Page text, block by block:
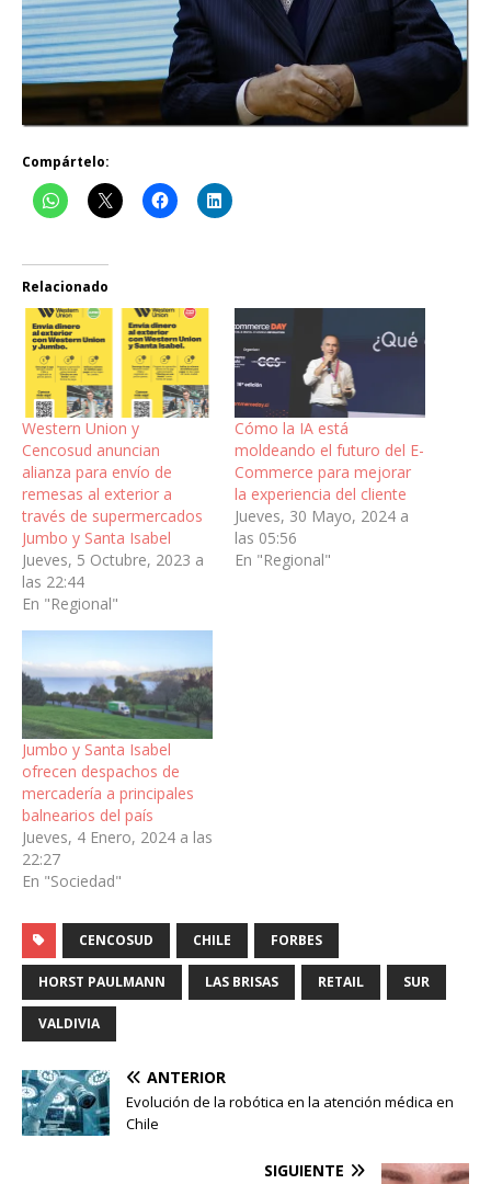
Compártelo:
Relacionado
Western Union y
Cencosud anuncian
alianza para envío de
remesas al exterior a
través de supermercados
Jumbo y Santa Isabel
Jueves, 5 Octubre, 2023 a
las 22:44
En "Regional"
Cómo la IA está
moldeando el futuro del E-
Commerce para mejorar
la experiencia del cliente
Jueves, 30 Mayo, 2024 a
las 05:56
En "Regional"
Jumbo y Santa Isabel
ofrecen despachos de
mercadería a principales
balnearios del país
Jueves, 4 Enero, 2024 a las
22:27
En "Sociedad"
CENCOSUD CHILE FORBES
HORST PAULMANN LAS BRISAS RETAIL SUR
VALDIVIA
ANTERIOR
Evolución de la robótica en la atención médica en
Chile
SIGUIENTE